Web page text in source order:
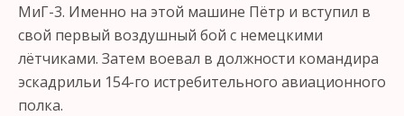
МиГ-3. Именно на этой машине Пётр и вступил в
свой первый воздушный бой с немецкими
лётчиками. Затем воевал в должности командира
эскадрильи 154-го истребительного авиационного
полка.